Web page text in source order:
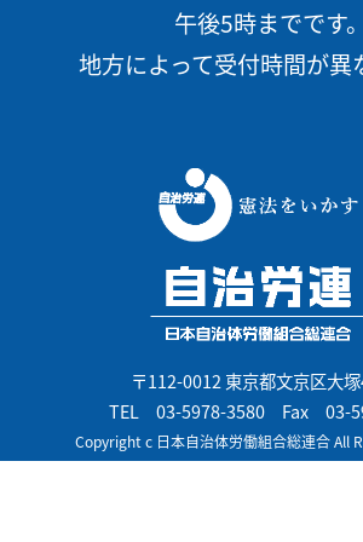
午後5時までです。
地方によって受付時間が異
〒112-0012 東京都文京区大
TEL 03-5978-3580Fax 03-
Copyright c 日本自治体労働組合総連合 All